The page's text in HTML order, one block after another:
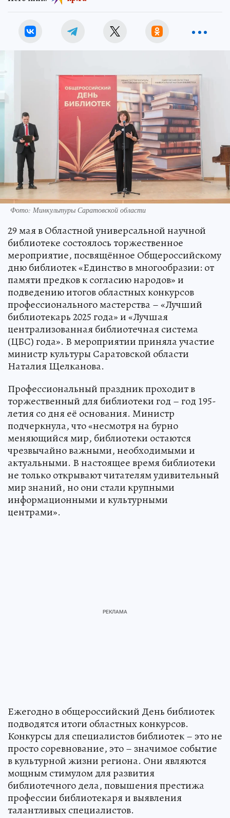
Фото: Минкультуры Саратовской области
29 мая в Областной универсальной научной
библиотеке состоялось торжественное
мероприятие, посвящённое Общероссийскому
дню библиотек «Единство в многообразии: от
памяти предков к согласию народов» и
подведению итогов областных конкурсов
профессионального мастерства – «Лучший
библиотекарь 2025 года» и «Лучшая
централизованная библиотечная система
(ЦБС) года». В мероприятии приняла участие
министр культуры Саратовской области
Наталия Щелканова.
Профессиональный праздник проходит в
торжественный для библиотеки год – год 195-
летия со дня её основания. Министр
подчеркнула, что «несмотря на бурно
меняющийся мир, библиотеки остаются
чрезвычайно важными, необходимыми и
актуальными. В настоящее время библиотеки
не только открывают читателям удивительный
мир знаний, но они стали крупными
информационными и культурными
центрами».
Ежегодно в общероссийский День библиотек
подводятся итоги областных конкурсов.
Конкурсы для специалистов библиотек – это не
просто соревнование, это – значимое событие
в культурной жизни региона. Они являются
мощным стимулом для развития
библиотечного дела, повышения престижа
профессии библиотекаря и выявления
талантливых специалистов.